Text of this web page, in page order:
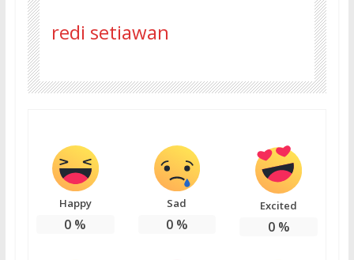
redi setiawan
Happy
0 %
Sad
0%
Excited
0%